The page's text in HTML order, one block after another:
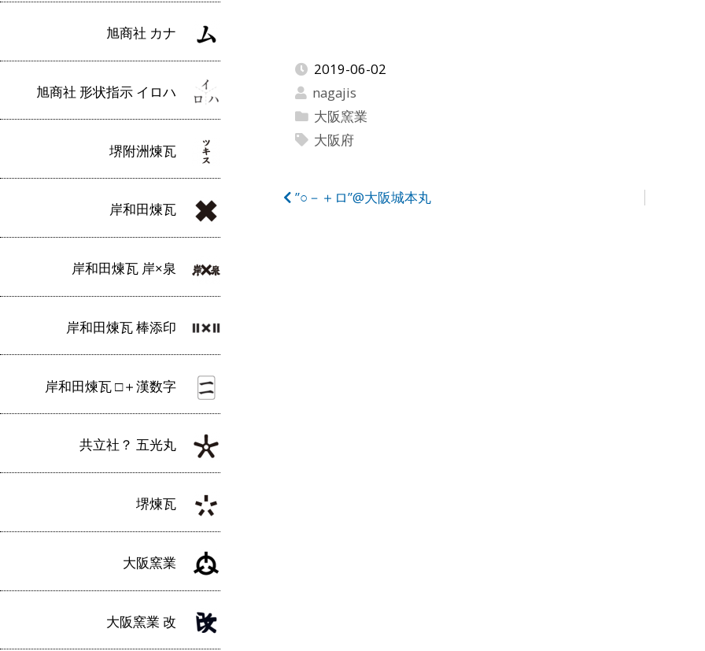
旭商社 カナ
旭商社 形状指示 イロハ
堺附洲煉瓦
岸和田煉瓦
岸和田煉瓦 岸×泉
岸和田煉瓦 棒添印
岸和田煉瓦 □＋漢数字
共立社？ 五光丸
堺煉瓦
大阪窯業
大阪窯業 改
2019-06-02
nagajis
大阪窯業
大阪府
投”○－＋ロ”@大阪城本丸